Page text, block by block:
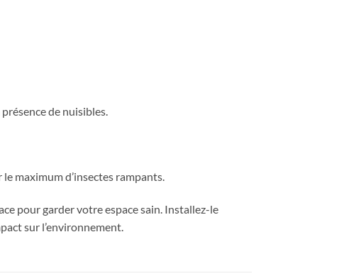
de nuisibles.
maximum d’insectes rampants.
pour garder votre espace sain. Installez-le
sur l’environnement.